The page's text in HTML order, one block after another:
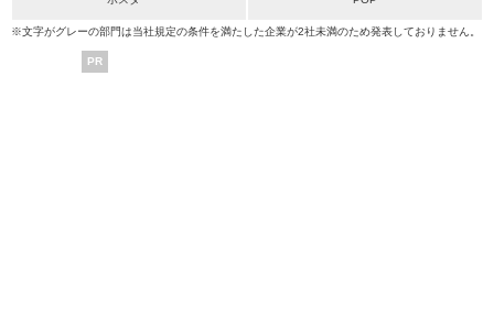
※文字がグレーの部門は当社規定の条件を満たした企業が2社未満のため発表しておりません。
PR